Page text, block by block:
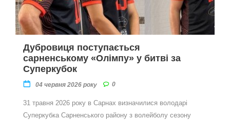
Дубровиця поступається
сарненському «Олімпу» у битві за
Суперкубок
04 червня 2026 року 0
31 травня 2026 року в Сарнах визначилися володарі
Суперкубка Сарненського району з волейболу сезону